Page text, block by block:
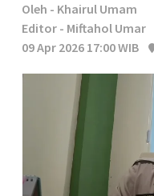
Oleh - Khairul Umam
Editor - Miftahol Umar
09 Apr 2026 17:00 WIB